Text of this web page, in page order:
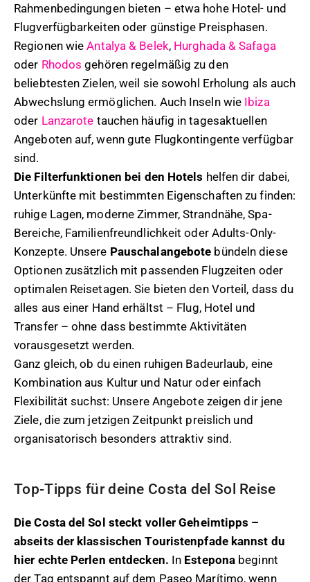
Rahmenbedingungen bieten – etwa hohe Hotel- und
Flugverfügbarkeiten oder günstige Preisphasen.
Regionen wieAntalya & Belek, Hurghada & Safaga
oder Rhodos gehören regelmäßig zu den
beliebtesten Zielen, weil sie sowohl Erholung als auch
Abwechslung ermöglichen. Auch Inseln wie Ibiza
oder Lanzarote tauchen häufig in tagesaktuellen
Angeboten auf, wenn gute Flugkontingente verfügbar
sind.
Die Filterfunktionen bei den Hotels helfen dir dabei,
Unterkünfte mit bestimmten Eigenschaften zu finden:
ruhige Lagen, moderne Zimmer, Strandnähe, Spa-
Bereiche, Familienfreundlichkeit oder Adults-Only-
Konzepte. Unsere Pauschalangebote bündeln diese
Optionen zusätzlich mit passenden Flugzeiten oder
optimalen Reisetagen. Sie bieten den Vorteil, dass du
alles aus einer Hand erhältst – Flug, Hotel und
Transfer – ohne dass bestimmte Aktivitäten
vorausgesetzt werden.
Ganz gleich, ob du einen ruhigen Badeurlaub, eine
Kombination aus Kultur und Natur oder einfach
Flexibilität suchst: Unsere Angebote zeigen dir jene
Ziele, die zum jetzigen Zeitpunkt preislich und
organisatorisch besonders attraktiv sind.
Top-Tipps für deine Costa del Sol Reise
Die Costa del Sol steckt voller Geheimtipps –
abseits der klassischen Touristenpfade kannst du
hier echte Perlen entdecken. In Estepona beginnt
der Tag entspannt auf dem Paseo Marítimo, wenn